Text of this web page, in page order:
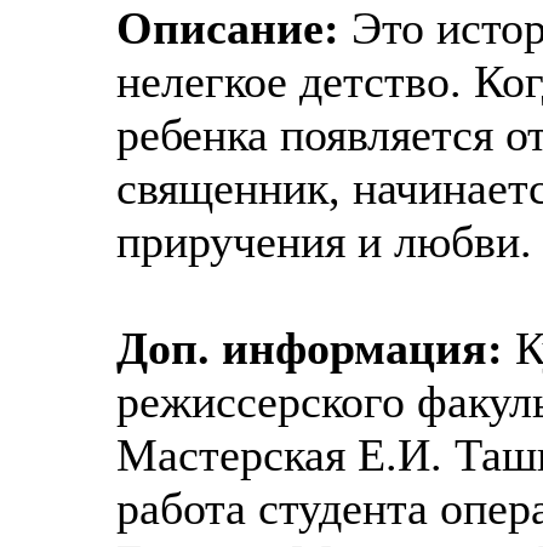
Описание: Это
нелегкое детство.
ребенка появляется
священник,
приручения и любви.
Доп. информация:
режиссерского
Мастерская Е.И.
работа студента